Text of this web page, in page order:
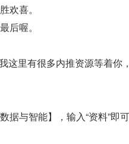
欢喜。
后喔。
这里有很多内推资源等着你
据与智能】，输入“资料”即